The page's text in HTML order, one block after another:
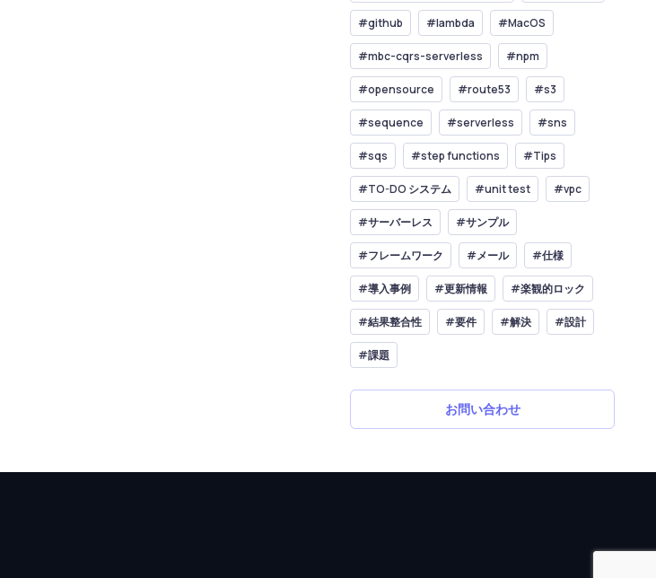
#github #lambda #MacOS
#mbc-cqrs-serverless #npm
#opensource #route53 #s3
#sequence #serverless #sns
#sqs #step functions #Tips
#TO-DO システム #unit test #vpc
#サーバーレス #サンプル
#フレームワーク #メール #仕様
#導入事例 #更新情報 #楽観的ロック
#結果整合性 #要件 #解決 #設計
#課題
お問い合わせ